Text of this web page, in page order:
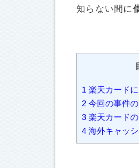
知らない間に
1 楽天カード
2 今回の事件
3 楽天カード
4 海外キャッ